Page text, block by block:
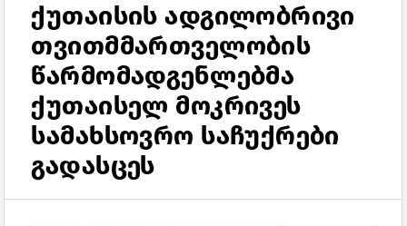
ქუთაისის ადგილობრივი
თვითმმართველობის
წარმომადგენლებმა
ქუთაისელ მოკრივეს
სამახსოვრო საჩუქრები
გადასცეს